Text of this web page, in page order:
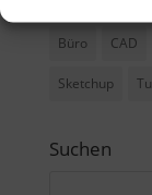
Büro CAD
Sketchup
Suchen